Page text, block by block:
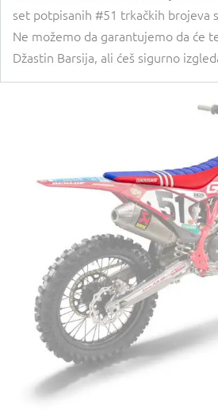
set potpisanih #51 trkačkih brojeva
Ne možemo da garantujemo da će
Džastin Barsija, ali ćeš sigurno